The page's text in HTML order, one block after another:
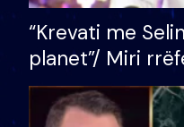
“Krevati me
planet”/ Miri
bukura në
mungojë zilja e